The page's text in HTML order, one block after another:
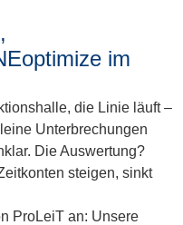
im
die Linie läuft –
Unterbrechungen
Die Auswertung?
steigen, sinkt
ProLeiT an: Unsere